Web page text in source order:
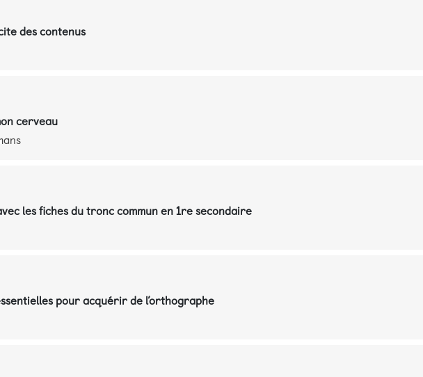
des contenus
cerveau
les fiches du tronc commun en 1re secondaire
pour acquérir de l’orthographe